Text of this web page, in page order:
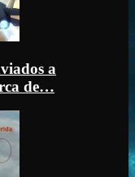
a
de…